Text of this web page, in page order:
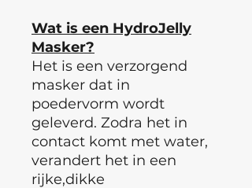
Wat is een HydroJelly
Masker?
Het is een verzorgend
masker dat in
poedervorm wordt
geleverd. Zodra het in
contact komt met water,
verandert het in een
rijke,dikke